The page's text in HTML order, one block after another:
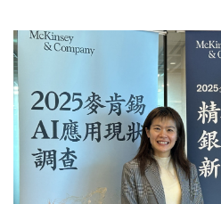
的永豐金控科技年會以「J'right
的科技打造最貼心的體驗；她強調，
助人，永豐將透過AI技術的應用，讓